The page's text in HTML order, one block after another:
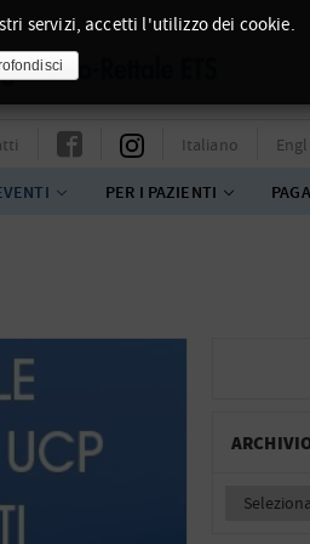
Italiano
PER I PAZIENTI
servizi, accetti l'utilizzo dei cookie.